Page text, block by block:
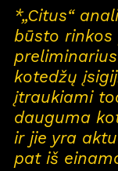
*„Citus“
būsto rinkos
kotedžų
įtraukiami
dauguma
ir jie yra
pat iš